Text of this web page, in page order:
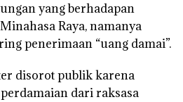
yang berhadapan
Raya, namanya
penerimaan “uang damai”.
disorot publik karena
dari raksasa